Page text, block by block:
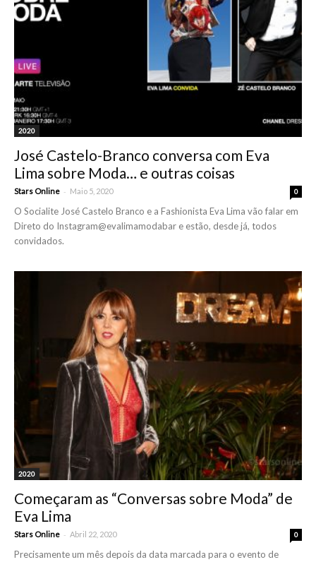
2020
José Castelo-Branco conversa com Eva
Lima sobre Moda… e outras coisas
Stars Online - Maio 5, 2020 0
O Socialite José Castelo Branco e a Fashionista Eva Lima vão falar em
Direto do Instagram@evalimamodabar e estão, desde já, todos
convidados.
2020
Começaram as “Conversas sobre Moda” de
Eva Lima
Stars Online - Abril 22, 2020 0
Precisamente um mês depois da data marcada para o evento de